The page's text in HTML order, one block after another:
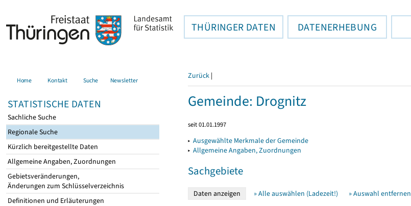
THÜRINGER DATEN DATENERHEBUNG
Home Kontakt Suche Newsletter
STATISTISCHE DATEN
Sachliche Suche
Regionale Suche
Kürzlich bereitgestellte Daten
Allgemeine Angaben, Zuordnungen
Gebietsveränderungen,
Änderungen zum Schlüsselverzeichnis
Definitionen und Erläuterungen
Zurück |
Gemeinde: Drognitz
seit 01.01.1997
▸ Ausgewählte Merkmale der Gemeinde
▸ Allgemeine Angaben, Zuordnungen
Sachgebiete
» Alle auswählen (Ladezeit!) » Auswahl entfernen